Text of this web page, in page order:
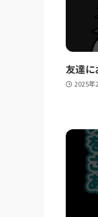
友達
2025年